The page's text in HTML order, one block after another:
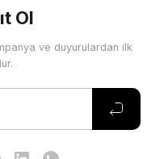
Ol
ve duyurulardan ilk